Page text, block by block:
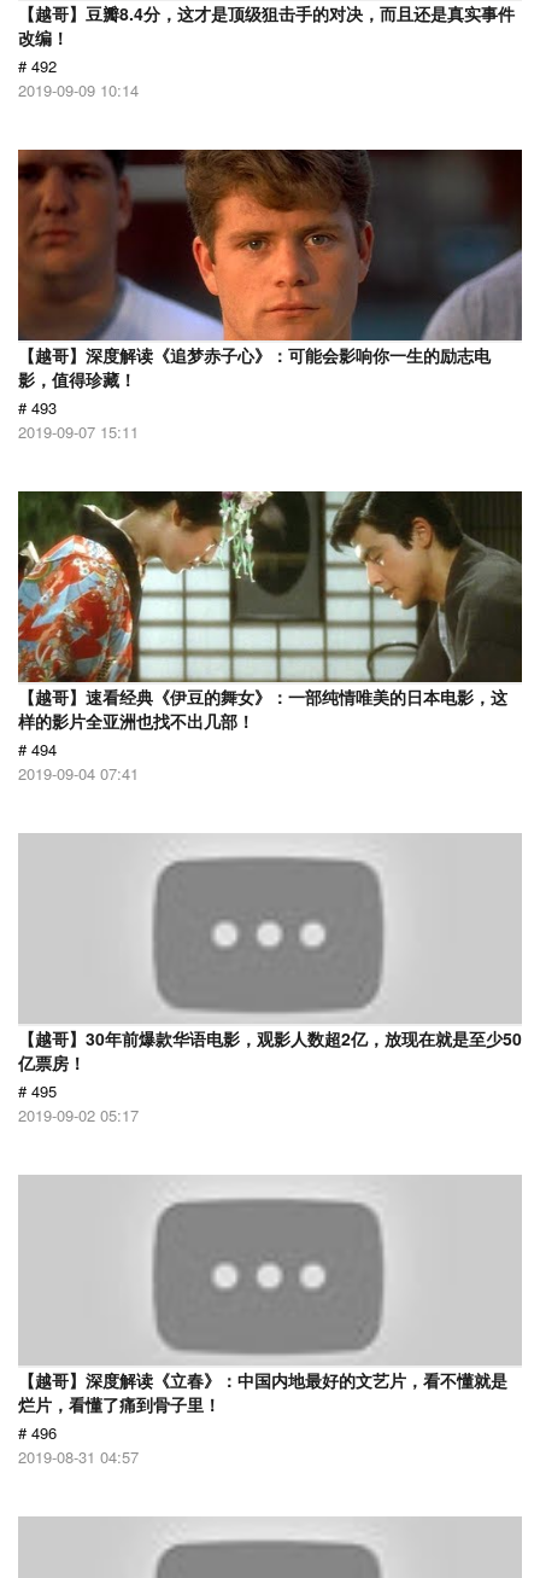
【越哥】豆瓣8.4分，这才是顶级狙击手的对决，而且还是真实事件
改编！
# 492
2019-09-09 10:14
【越哥】深度解读《追梦赤子心》：可能会影响你一生的励志电
影，值得珍藏！
# 493
2019-09-07 15:11
【越哥】速看经典《伊豆的舞女》：一部纯情唯美的日本电影，这
样的影片全亚洲也找不出几部！
# 494
2019-09-04 07:41
【越哥】30年前爆款华语电影，观影人数超2亿，放现在就是至少50
亿票房！
# 495
2019-09-02 05:17
【越哥】深度解读《立春》：中国内地最好的文艺片，看不懂就是
烂片，看懂了痛到骨子里！
# 496
2019-08-31 04:57